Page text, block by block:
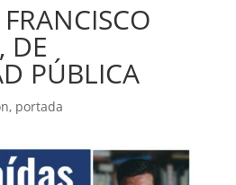
DE
PÚBLICA
, portada